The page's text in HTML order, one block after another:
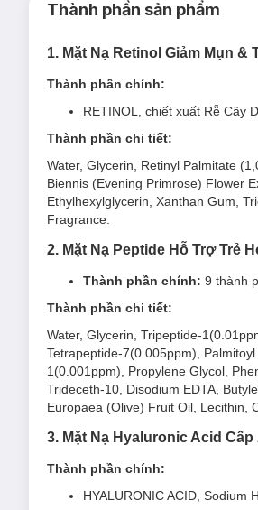
Ưu thế nổi bật của Mặt Nạ
Chất mask được dệt bằng sợi
Nhật Bản, Sắn Dây, Thông Lá Dài,
an toàn được nghiên cứu bởi
Mặt Nạ Foodaholic Retinol
Sản phẩm phù hợp cho mọi
Đối tượng sử dụng Mặt Nạ
Dầu thừa - lỗ chân lông to
Lão hoá - nếp nhăn
Ưu thế nổi bật của Mặt Nạ
Thành phần sản phẩm
1. Mặt Nạ Retinol Giảm Mụn
Thành phần chính:
RETINOL, chiết xuất Rễ Cây
Thành phần chi tiết:
Water, Glycerin, Retinyl Palmitate
Biennis (Evening Primrose) Flower
Ethylhexylglycerin, Xanthan Gum,
Fragrance.
2. Mặt Nạ Peptide Hỗ Trợ Trẻ
Thành phần chính: 9 thành
Thành phần chi tiết:
Water, Glycerin, Tripeptide-
Tetrapeptide-7(0.005ppm),
1(0.001ppm), Propylene Glycol,
Trideceth-10, Disodium EDTA,
Europaea (Olive) Fruit Oil, Lecithin,
3. Mặt Nạ Hyaluronic Acid
Thành phần chính:
HYALURONIC ACID, Sodium